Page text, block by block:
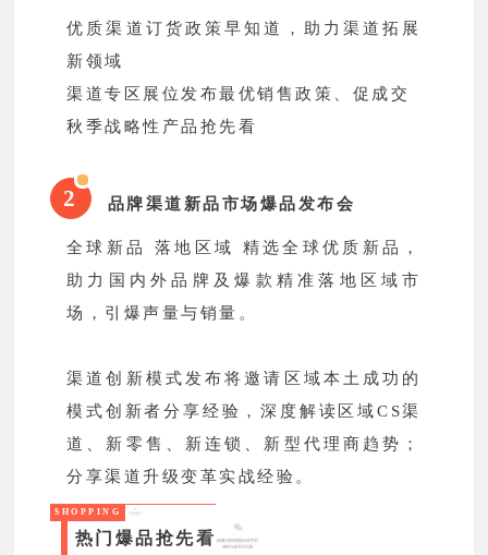
优质渠道订货政策早知道，助力渠道拓展
新领域
渠道专区展位发布最优销售政策、促成交
秋季战略性产品抢先看
2 品牌渠道新品市场爆品发布会
全球新品 落地区域 精选全球优质新品，
助力国内外品牌及爆款精准落地区域市
场，引爆声量与销量。
渠道创新模式发布将邀请区域本土成功的
模式创新者分享经验，深度解读区域CS渠
道、新零售、新连锁、新型代理商趋势；
分享渠道升级变革实战经验。
SHOPPING
热门爆品抢先看